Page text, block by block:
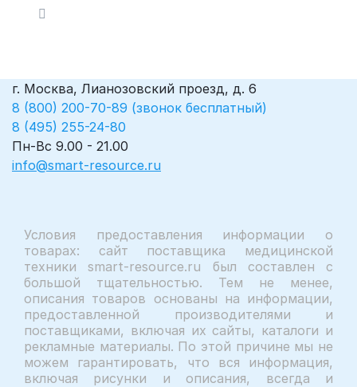
г. Москва, Лианозовский проезд, д. 6
8 (800) 200-70-89 (звонок бесплатный)
8 (495) 255-24-80
Пн-Вс 9.00 - 21.00
info@smart-resource.ru
Условия предоставления информации о
товарах: сайт поставщика медицинской
техники smart-resource.ru был составлен с
большой тщательностью. Тем не менее,
описания товаров основаны на информации,
предоставленной производителями и
поставщиками, включая их сайты, каталоги и
рекламные материалы. По этой причине мы не
можем гарантировать, что вся информация,
включая рисунки и описания, всегда и